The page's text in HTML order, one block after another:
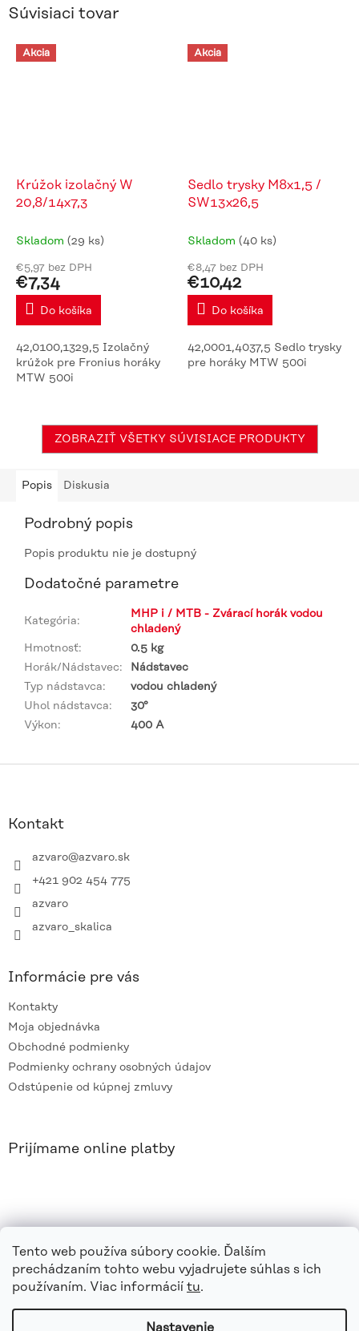
Tento web používa súbory cookie. Ďalším
prechádzaním tohto webu vyjadrujete súhlas s ich
používaním. Viac informácií tu.
Nastavenie
Súvisiaci tovar
Akcia
Krúžok izolačný W
20,8/14x7,3
Skladom (29 ks)
€5,97 bez DPH
€7,34
Do košíka
42,0100,1329,5 Izolačný
krúžok pre Fronius horáky
MTW 500i
Akcia
Sedlo trysky M8x1,5 /
SW13x26,5
Skladom (40 ks)
€8,47 bez DPH
€10,42
Do košíka
42,0001,4037,5 Sedlo trysky
pre horáky MTW 500i
ZOBRAZIŤ VŠETKY SÚVISIACE PRODUKTY
Popis Diskusia
Podrobný popis
Popis produktu nie je dostupný
Dodatočné parametre
Kategória:
MHP i / MTB - Zvárací horák vodou
chladený
Hmotnosť:
0.5 kg
Horák/Nádstavec:
Nádstavec
Typ nádstavca:
vodou chladený
Uhol nádstavca:
30°
Výkon: 400 A
Kontakt
azvaro@azvaro.sk
+421 902 454 775
azvaro
azvaro_skalica
Informácie pre vás
Kontakty
Moja objednávka
Obchodné podmienky
Podmienky ochrany osobných údajov
Odstúpenie od kúpnej zmluvy
Prijímame online platby